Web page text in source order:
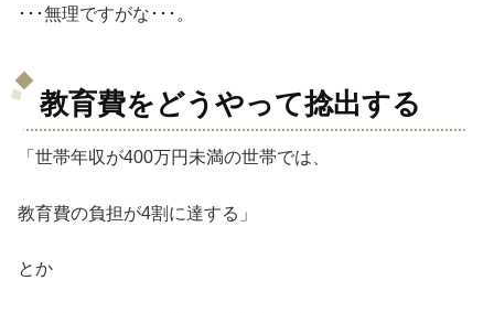
･･･無理ですがな･･･。
教育費をどうやって捻出する
「世帯年収が400万円未満の世帯では、
教育費の負担が4割に達する」
とか